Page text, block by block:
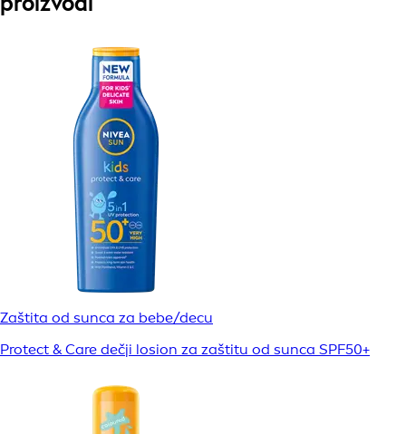
Zaštita od sunca za bebe/decu
Protect & Care dečji losion za zaštitu od sunca SPF50+